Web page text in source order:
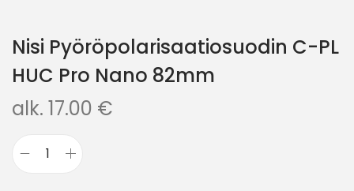
Nisi Pyöröpolarisaatiosuodin C-PL
HUC Pro Nano 82mm
alk. 17.00 €